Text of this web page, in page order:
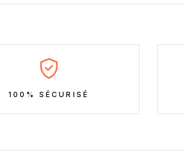
100% SÉCURISÉ